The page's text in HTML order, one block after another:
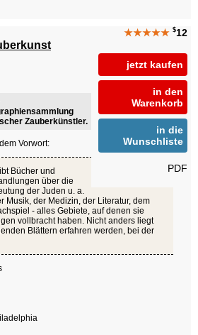
★★★★★ $12
jetzt kaufen
in den
Warenkorb
in die
Wunschliste
PDF
Zauberkünstler.
Vorwort:
Bücher und
über die
der Juden u. a.
Musik, der Medizin, der Literatur, dem
- alles Gebiete, auf denen sie
vollbracht haben. Nicht anders liegt
Blättern erfahren werden, bei der